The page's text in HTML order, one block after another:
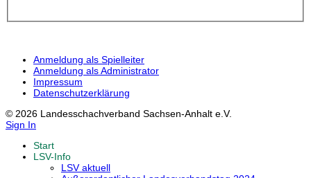
Anmeldung als Spielleiter
Anmeldung als Administrator
Impressum
Datenschutzerklärung
© 2026 Landesschachverband Sachsen-Anhalt e.V.
Sign In
Start
LSV-Info
LSV aktuell